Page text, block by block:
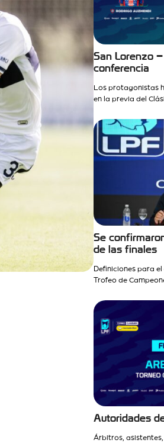
San Lorenzo
conferencia
Los protagonistas
en la previa del
Se
de las finales
Definiciones para el
Trofeo de
Autoridades
Árbitros,